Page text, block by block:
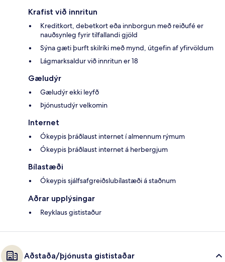
Krafist við innritun
Kreditkort, debetkort eða innborgun með reiðufé er
nauðsynleg fyrir tilfallandi gjöld
Sýna gæti þurft skilríki með mynd, útgefin af yfirvöldum
Lágmarksaldur við innritun er 18
Gæludýr
Gæludýr ekki leyfð
Þjónustudýr velkomin
Internet
Ókeypis þráðlaust internet í almennum rýmum
Ókeypis þráðlaust internet á herbergjum
Bílastæði
Ókeypis sjálfsafgreiðslubílastæði á staðnum
Aðrar upplýsingar
Reyklaus gististaður
Aðstaða/þjónusta gististaðar